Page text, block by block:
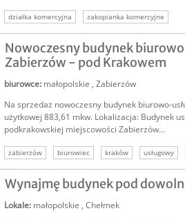
działka komercyjna
zakopianka komercyjne
sprzedam działkę komercyjną
teren komercyjny
grunt inwestycyjny zakopane
Nowoczesny budynek
Zabierzów - pod Krakowem
biurowce: małopolskie , Zabierzów
Na sprzedaż nowoczesny budynek biurowo-
użytkowej 883,61 mkw. Lokalizacja: Budynek
podkrakowskiej miejscowości Zabierzów...
zabierzów biurowiec kraków usługowy
nieruchomość komercyjna
nieruchomości
Wynajmę budynek pod
Lokale: małopolskie , Chełmek